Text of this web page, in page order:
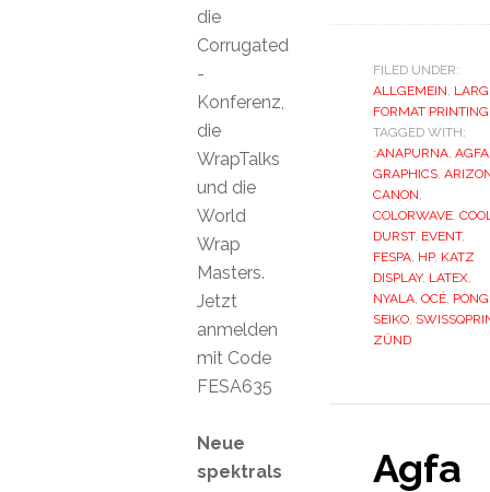
FILED UNDER:
ALLGEMEIN,
FORMAT PRINTING
TAGGED WITH:
:ANAPURNA, AGFA
GRAPHICS,
CANON,
COLORWAVE,
DURST, EVENT,
FESPA, HP, KATZ
DISPLAY, LATEX,
NYALA, OCÉ,
SEIKO,
ZÜND
Agfa
die
Corrugated
-
Konferenz,
die
WrapTalks
und die
World
Wrap
Masters.
Jetzt
anmelden
mit Code
FESA635
Neue
spektrals